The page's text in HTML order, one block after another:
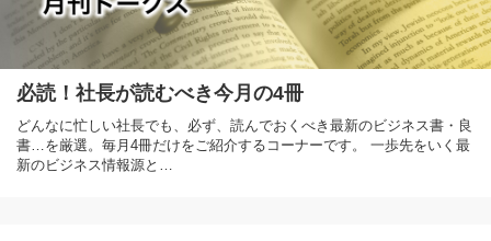
必読！社長が読むべき今月の4冊
どんなに忙しい社長でも、必ず、読んでおくべき最新のビジネス書・良
書…を厳選。毎月4冊だけをご紹介するコーナーです。 一歩先をいく最
新のビジネス情報源と…